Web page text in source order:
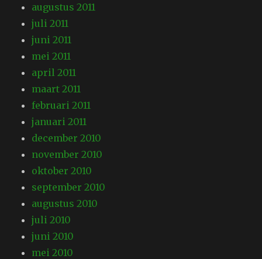
augustus 2011
juli 2011
juni 2011
mei 2011
april 2011
maart 2011
februari 2011
januari 2011
december 2010
november 2010
oktober 2010
september 2010
augustus 2010
juli 2010
juni 2010
mei 2010